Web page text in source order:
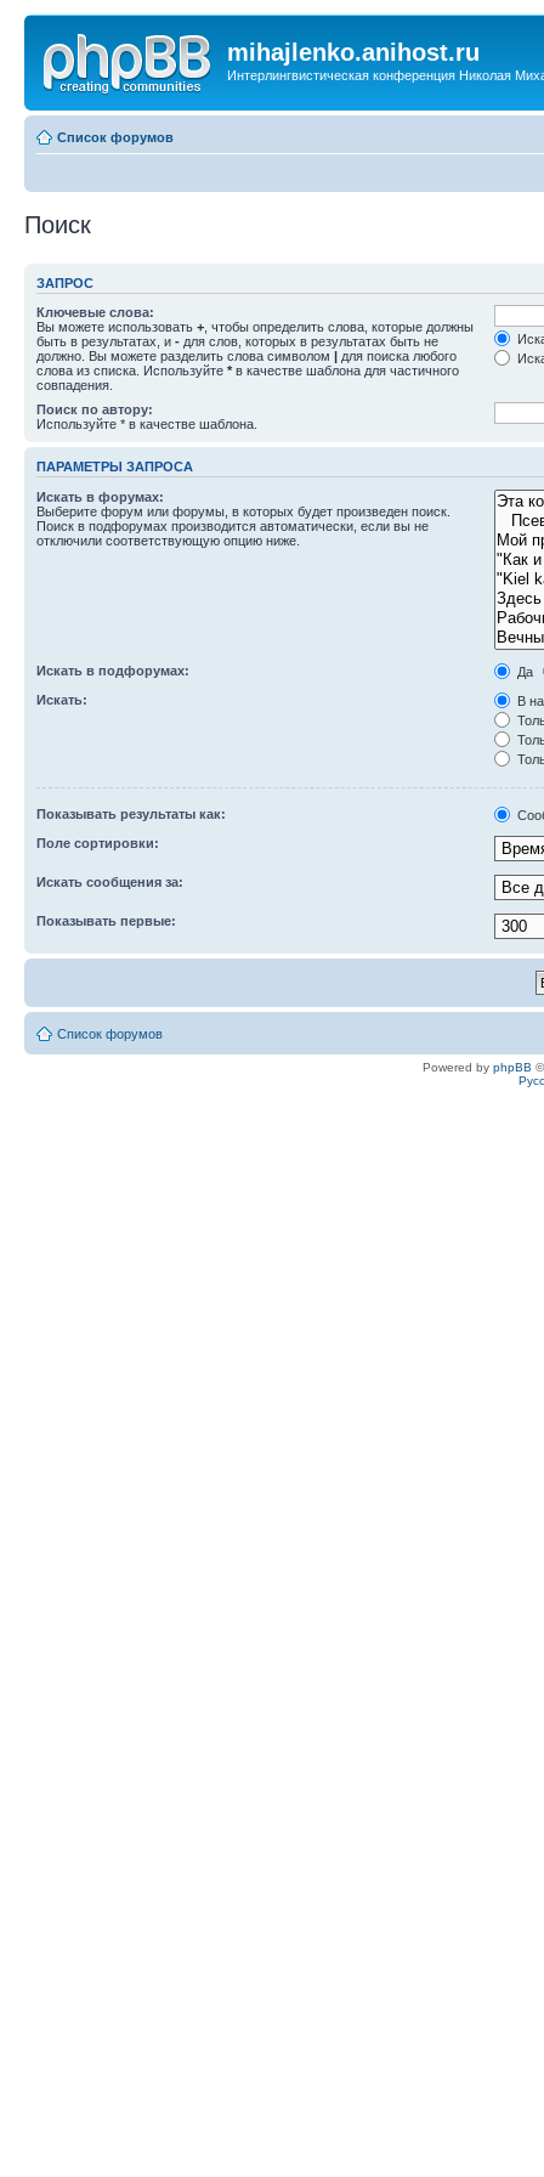
mihajlenko.anihost.ru
Интерлингвистическая конференция Николая
Список форумов
Поиск
ЗАПРОС
Ключевые слова:
Вы можете использовать + , чтобы определить слова, которые должны
быть в результатах, и - для слов, которых в результатах быть не
должно. Вы можете разделить слова символом | для поиска любого
слова из списка. Используйте * в качестве шаблона для частичного
совпадения.
Поиск по автору:
Используйте * в качестве шаблона.
ПАРАМЕТРЫ ЗАПРОСА
Искать в форумах:
Выберите форум или форумы, в которых будет произведен поиск.
Поиск в подфорумах производится автоматически, если вы не
отключили соответствующую опцию ниже.
Искать в подфорумах:
Да
Искать:
В
Показывать результаты как:
Поле сортировки:
Искать сообщения за:
Показывать первые:
Список форумов
Powered by phpBB